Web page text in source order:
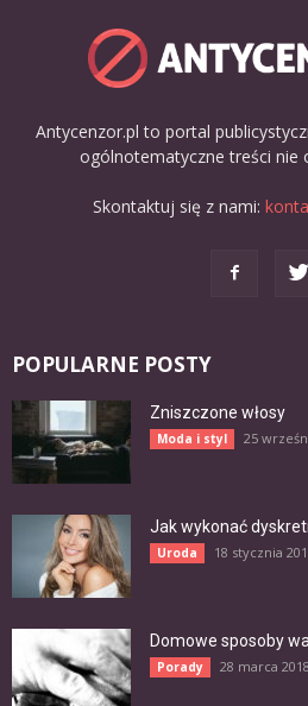
Antycenzor.pl to portal
ogólnotematyczne treści nie
Skontaktuj się z nami:
POPULARNE POSTY
Zniszczone włosy
Moda i styl 25
Jak wykonać
Uroda 18 stycznia
Domowe sposoby
Porady 28 marca 2018